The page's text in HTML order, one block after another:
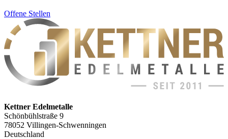
Offene Stellen
Kettner Edelmetalle
Schönbühlstraße 9
78052 Villingen-Schwenningen
Deutschland